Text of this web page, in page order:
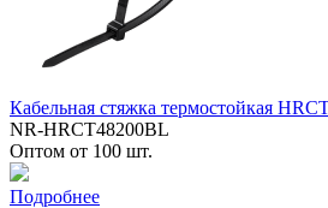
Кабельная стяжка термостойкая
NR-HRCT48200BL
Оптом от 100 шт.
Подробнее